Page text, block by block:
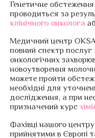
Генетичне обстеження
проводиться за
клінічного онколога
Медичний центр
повний спектр послуг
онкологічних
новоутворення
можете пройти
необхідні для
дослідження, а при
призначений курс
Фахівці нашого
прийнятими в Європі